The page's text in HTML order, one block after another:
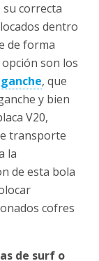
correcta
dentro
de forma
son los
, que
y bien
V20,
transporte
la
de esta bola
cofres
de surf o